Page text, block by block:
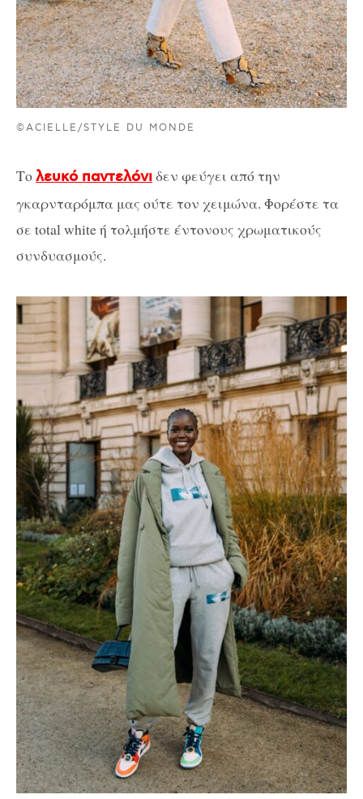
©ACIELLE/STYLE DU MONDE
Τολευκό παντελόνιδεν φεύγει από την
γκαρνταρόμπα μας ούτε τον χειμώνα. Φορέστε τα
σε total white ή τολμήστε έντονους χρωματικούς
συνδυασμούς.